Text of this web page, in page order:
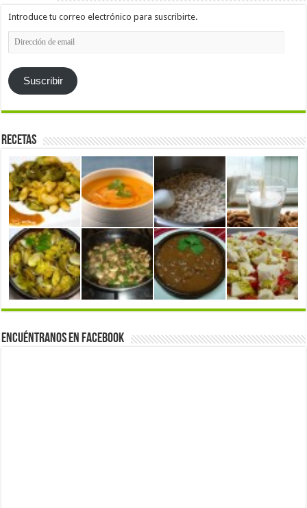
Introduce tu correo electrónico para suscribirte.
Dirección
de
Suscribir
Recetas
Encuéntranos en Facebook